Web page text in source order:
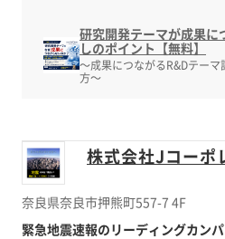
研究開発テーマが成果に
しのポイント【無料】
～成果につながるR&Dテー
方～
株式会社Jコーポ
奈良県奈良市押熊町557-7 4F
緊急地震速報のリーディングカン